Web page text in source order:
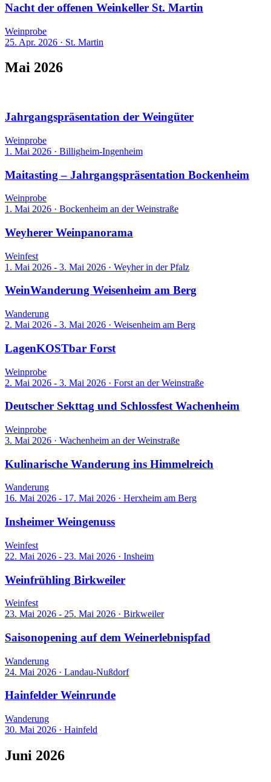
Nacht der offenen Weinkeller St. Martin
Weinprobe
25. Apr. 2026 · St. Martin
Mai 2026
Jahrgangspräsentation der Weingüter
Weinprobe
1. Mai 2026 · Billigheim-Ingenheim
Maitasting – Jahrgangspräsentation Bockenheim
Weinprobe
1. Mai 2026 · Bockenheim an der Weinstraße
Weyherer Weinpanorama
Weinfest
1. Mai 2026 - 3. Mai 2026 · Weyher in der Pfalz
WeinWanderung Weisenheim am Berg
Wanderung
2. Mai 2026 - 3. Mai 2026 · Weisenheim am Berg
LagenKOSTbar Forst
Weinprobe
2. Mai 2026 - 3. Mai 2026 · Forst an der Weinstraße
Deutscher Sekttag und Schlossfest Wachenheim
Weinprobe
3. Mai 2026 · Wachenheim an der Weinstraße
Kulinarische Wanderung ins Himmelreich
Wanderung
16. Mai 2026 - 17. Mai 2026 · Herxheim am Berg
Insheimer Weingenuss
Weinfest
22. Mai 2026 - 23. Mai 2026 · Insheim
Weinfrühling Birkweiler
Weinfest
23. Mai 2026 - 25. Mai 2026 · Birkweiler
Saisonopening auf dem Weinerlebnispfad
Wanderung
24. Mai 2026 · Landau-Nußdorf
Hainfelder Weinrunde
Wanderung
30. Mai 2026 · Hainfeld
Juni 2026